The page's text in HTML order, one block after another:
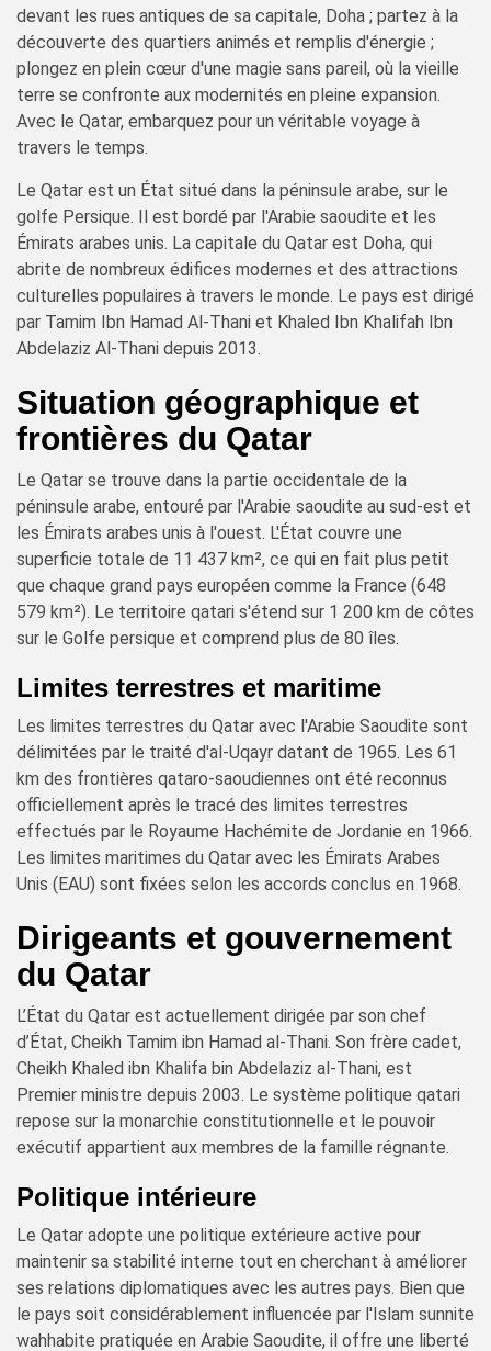
devant les rues antiques de sa capitale, Doha ; partez à la
découverte des quartiers animés et remplis d'énergie ;
plongez en plein cœur d'une magie sans pareil, où la vieille
terre se confronte aux modernités en pleine expansion.
Avec le Qatar, embarquez pour un véritable voyage à
travers le temps.
Le Qatar est un État situé dans la péninsule arabe, sur le
golfe Persique. Il est bordé par l'Arabie saoudite et les
Émirats arabes unis. La capitale du Qatar est Doha, qui
abrite de nombreux édifices modernes et des attractions
culturelles populaires à travers le monde. Le pays est dirigé
par Tamim Ibn Hamad Al-Thani et Khaled Ibn Khalifah Ibn
Abdelaziz Al-Thani depuis 2013.
Situation géographique et
frontières du Qatar
Le Qatar se trouve dans la partie occidentale de la
péninsule arabe, entouré par l'Arabie saoudite au sud-est et
les Émirats arabes unis à l'ouest. L'État couvre une
superficie totale de 11 437 km², ce qui en fait plus petit
que chaque grand pays européen comme la France (648
579 km²). Le territoire qatari s'étend sur 1 200 km de côtes
sur le Golfe persique et comprend plus de 80 îles.
Limites terrestres et maritime
Les limites terrestres du Qatar avec l'Arabie Saoudite sont
délimitées par le traité d'al-Uqayr datant de 1965. Les 61
km des frontières qataro-saoudiennes ont été reconnus
officiellement après le tracé des limites terrestres
effectués par le Royaume Hachémite de Jordanie en 1966.
Les limites maritimes du Qatar avec les Émirats Arabes
Unis (EAU) sont fixées selon les accords conclus en 1968.
Dirigeants et gouvernement
du Qatar
L’État du Qatar est actuellement dirigée par son chef
d’État, Cheikh Tamim ibn Hamad al-Thani. Son frère cadet,
Cheikh Khaled ibn Khalifa bin Abdelaziz al-Thani, est
Premier ministre depuis 2003. Le système politique qatari
repose sur la monarchie constitutionnelle et le pouvoir
exécutif appartient aux membres de la famille régnante.
Politique intérieure
Le Qatar adopte une politique extérieure active pour
maintenir sa stabilité interne tout en cherchant à améliorer
ses relations diplomatiques avec les autres pays. Bien que
le pays soit considérablement influencée par l'Islam sunnite
wahhabite pratiquée en Arabie Saoudite, il offre une liberté